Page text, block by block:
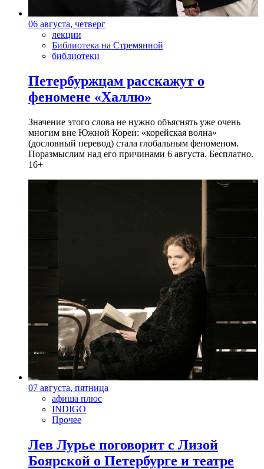
06 августа, четверг
лекции
Библиотека на Стремянной
библиотеки
Петербуржцам расскажут о
феномене «Халлю»
Значение этого слова не нужно объяснять уже очень
многим вне Южной Кореи: «корейская волна»
(дословный перевод) стала глобальным феноменом.
Поразмыслим над его причинами 6 августа. Бесплатно.
16+
07 августа, пятница
афиша плюс
INDIGO
Прочее
Лев Лурье поговорит с Лизой
Боярской о Петербурге и театре